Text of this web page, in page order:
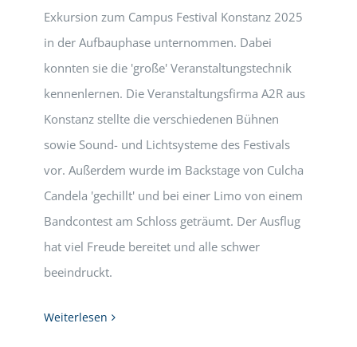
Exkursion zum Campus Festival Konstanz 2025
in der Aufbauphase unternommen. Dabei
konnten sie die 'große' Veranstaltungstechnik
kennenlernen. Die Veranstaltungsfirma A2R aus
Konstanz stellte die verschiedenen Bühnen
sowie Sound- und Lichtsysteme des Festivals
vor. Außerdem wurde im Backstage von Culcha
Candela 'gechillt' und bei einer Limo von einem
Bandcontest am Schloss geträumt. Der Ausflug
hat viel Freude bereitet und alle schwer
beeindruckt.
Weiterlesen